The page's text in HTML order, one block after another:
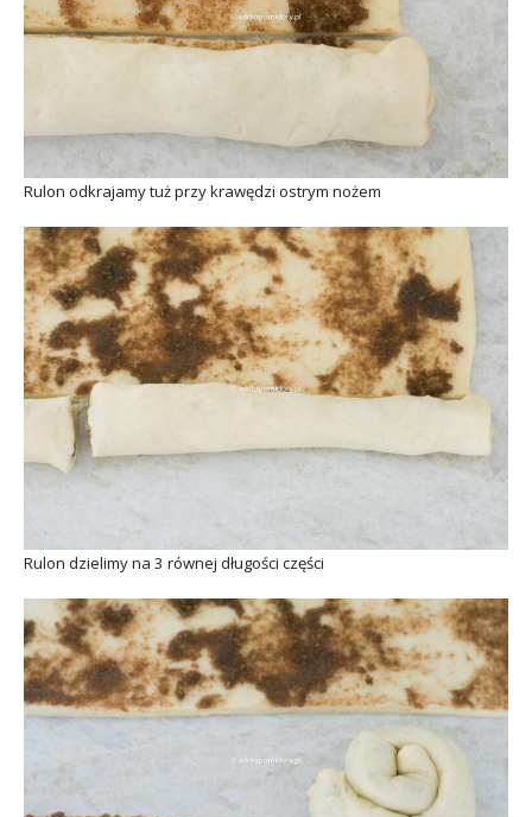
Rulon odkrajamy tuż przy krawędzi ostrym nożem
Rulon dzielimy na 3 równej długości części